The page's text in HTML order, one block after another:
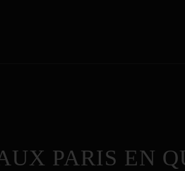
PARIS EN